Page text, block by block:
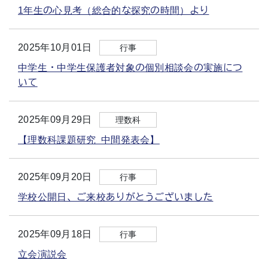
1年生の心見考（総合的な探究の時間）より
2025年10月01日 行事
中学生・中学生保護者対象の個別相談会の実施につ
いて
2025年09月29日 理数科
【理数科課題研究 中間発表会】
2025年09月20日 行事
学校公開日、ご来校ありがとうございました
2025年09月18日 行事
立会演説会